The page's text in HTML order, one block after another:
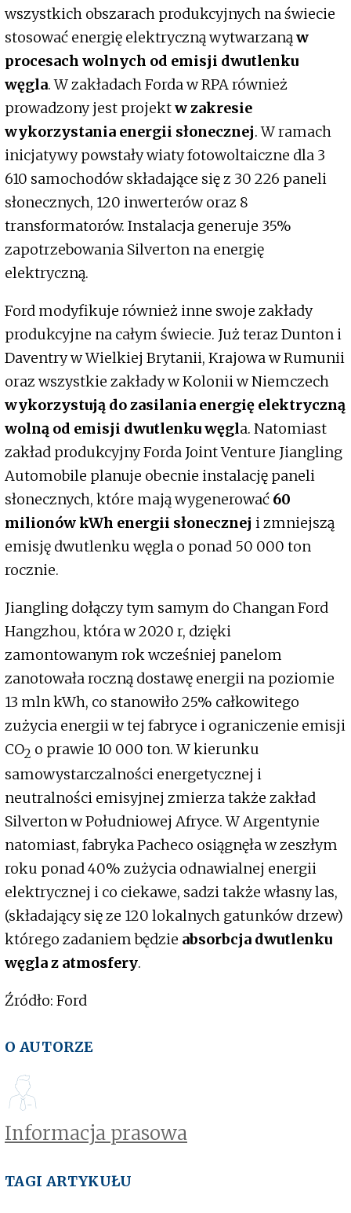
wszystkich obszarach produkcyjnych na świecie
stosować energię elektryczną wytwarzaną w
procesach wolnych od emisji dwutlenku
węgla. W zakładach Forda w RPA również
prowadzony jest projektw zakresie
wykorzystania energii słonecznej. W ramach
inicjatywy powstały wiaty fotowoltaiczne dla 3
610 samochodów składające się z 30 226 paneli
słonecznych, 120 inwerterów oraz 8
transformatorów. Instalacja generuje 35%
zapotrzebowania Silverton na energię
elektryczną.
Ford modyfikuje również inne swoje zakłady
produkcyjne na całym świecie. Już teraz Dunton i
Daventry w Wielkiej Brytanii, Krajowa w Rumunii
oraz wszystkie zakłady w Kolonii w Niemczech
wykorzystują do zasilania energię elektryczną
wolną od emisji dwutlenku węgla. Natomiast
zakład produkcyjny Forda Joint Venture Jiangling
Automobile planuje obecnie instalację paneli
słonecznych, które mają wygenerować 60
milionów kWh energii słonecznej i zmniejszą
emisję dwutlenku węgla o ponad 50 000 ton
rocznie.
Jiangling dołączy tym samym do Changan Ford
Hangzhou, która w 2020 r, dzięki
zamontowanym rok wcześniej panelom
zanotowała roczną dostawę energii na poziomie
13 mln kWh, co stanowiło 25% całkowitego
zużycia energii w tej fabryce i ograniczenie emisji
CO2 o prawie 10 000 ton. W kierunku
samowystarczalności energetycznej i
neutralności emisyjnej zmierza także zakład
Silverton w Południowej Afryce. W Argentynie
natomiast, fabryka Pacheco osiągnęła w zeszłym
roku ponad 40% zużycia odnawialnej energii
elektrycznej i co ciekawe, sadzi także własny las,
(składający się ze 120 lokalnych gatunków drzew)
którego zadaniem będzie absorbcja dwutlenku
węgla z atmosfery.
Źródło: Ford
O AUTORZE
Informacja prasowa
TAGI ARTYKUŁU